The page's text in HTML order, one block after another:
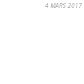
4 MARS 2017